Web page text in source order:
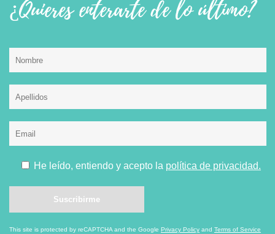
¿Quieres enterarte de lo último?
He leído, entiendo y acepto la política de privacidad.
This site is protected by reCAPTCHA and the Google Privacy Policy and Terms of Service